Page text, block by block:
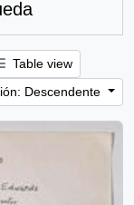
Table view
Descendente